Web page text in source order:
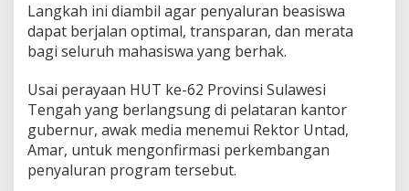
r
i
f
k
a
s
i
a
g
a
Langkah ini diambil agar penyaluran beasiswa
dapat berjalan optimal, transparan, dan merata
bagi seluruh mahasiswa yang berhak.
Usai perayaan HUT ke-62 Provinsi Sulawesi
Tengah yang berlangsung di pelataran kantor
gubernur, awak media menemui Rektor Untad,
Amar, untuk mengonfirmasi perkembangan
penyaluran program tersebut.